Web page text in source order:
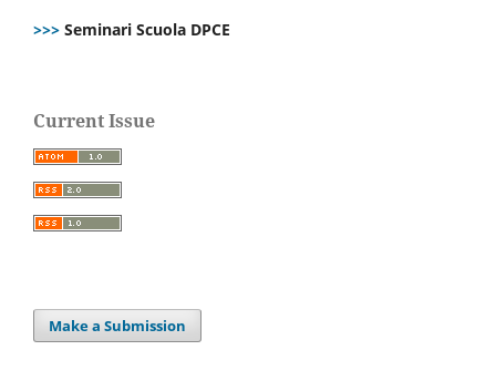
>>> Seminari Scuola DPCE
Current Issue
Make a Submission